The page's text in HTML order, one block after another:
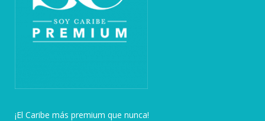
¡El Caribe más premium que nunca!